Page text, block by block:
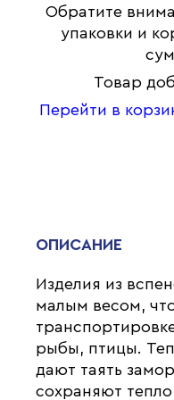
Обратите
упаковки и
Товар
Перейти в
ОПИСАНИЕ
Изделия из
малым весом,
рыбы, птицы.
дают таять
сохраняют